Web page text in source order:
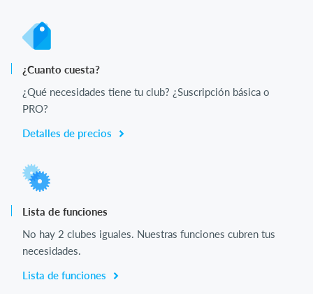
¿Cuanto cuesta?
¿Qué necesidades tiene tu club? ¿Suscripción básica o
PRO?
Detalles de precios
Lista de funciones
No hay 2 clubes iguales. Nuestras funciones cubren tus
necesidades.
Lista de funciones